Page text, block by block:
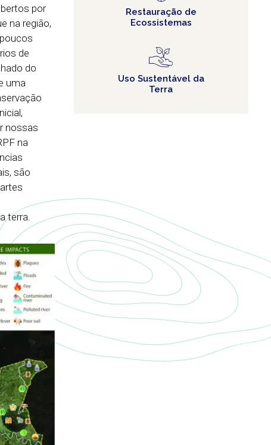
por
na região,
de
do
uma
nossas
na
são
terra.
Restauração de
Ecossistemas
Uso Sustentável da
Terra